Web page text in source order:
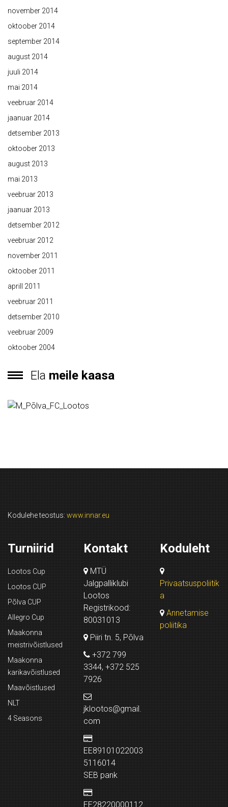
november 2014
oktoober 2014
september 2014
august 2014
juuli 2014
mai 2014
veebruar 2014
jaanuar 2014
detsember 2013
oktoober 2013
august 2013
mai 2013
veebruar 2013
jaanuar 2013
detsember 2012
veebruar 2012
november 2011
oktoober 2011
aprill 2011
veebruar 2011
detsember 2010
veebruar 2009
oktoober 2004
Ela meile kaasa
Kodulehe teostus: www.innar.eu
Turniirid
Lootos Cup
Lootos CUP
Põlva CUP
Allegro Cup
Maakonna
meistrivõistlused
Maakonna
karikavõistlused
Maavõistlused
NLT
4 Seasons
Kontakt
MTÜ
Jalgpalliklubi
Lootos
Registrikood:
80031013
Piiri tn. 5, Põlva
+372 799
3344, +372 525
7926
jklootos@gmail.
com
EE89101022003
5116014
SEB pank
EE28220000112
Koduleht
Privaatsuspoliitik
a
Annetamise
poliitika